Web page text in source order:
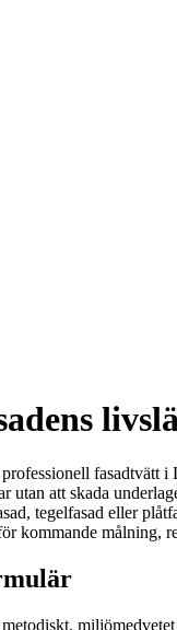
fasadtvätt
att skada
tegelfasad eller
kommande målning,